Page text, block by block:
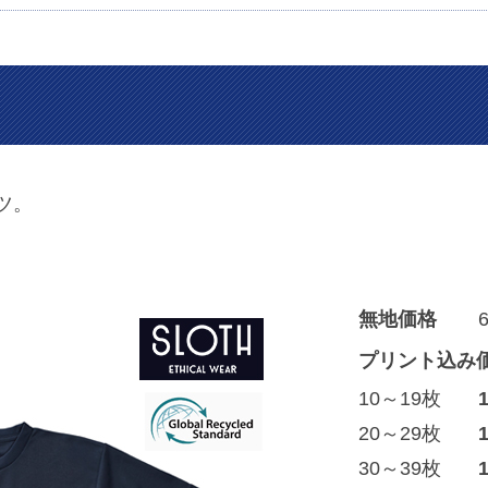
無地価格
プリント込み
10～19枚
20～29枚
30～39枚